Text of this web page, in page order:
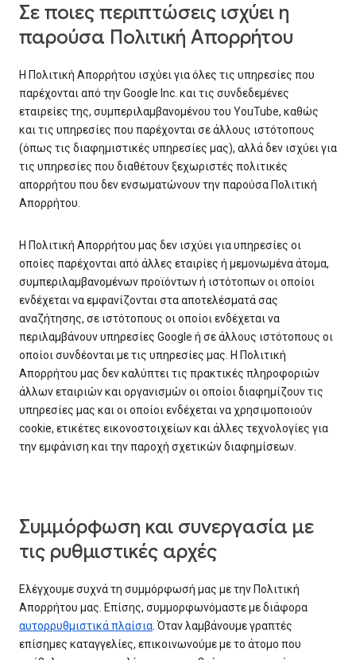
Σε ποιες περιπτώσεις ισχύει η
παρούσα Πολιτική Απορρήτου
Η Πολιτική Απορρήτου ισχύει για όλες τις υπηρεσίες που
παρέχονται από την Google Inc. και τις συνδεδεμένες
εταιρείες της, συμπεριλαμβανομένου του YouTube, καθώς
και τις υπηρεσίες που παρέχονται σε άλλους ιστότοπους
(όπως τις διαφημιστικές υπηρεσίες μας), αλλά δεν ισχύει για
τις υπηρεσίες που διαθέτουν ξεχωριστές πολιτικές
απορρήτου που δεν ενσωματώνουν την παρούσα Πολιτική
Απορρήτου.
Η Πολιτική Απορρήτου μας δεν ισχύει για υπηρεσίες οι
οποίες παρέχονται από άλλες εταιρίες ή μεμονωμένα άτομα,
συμπεριλαμβανομένων προϊόντων ή ιστότοπων οι οποίοι
ενδέχεται να εμφανίζονται στα αποτελέσματά σας
αναζήτησης, σε ιστότοπους οι οποίοι ενδέχεται να
περιλαμβάνουν υπηρεσίες Google ή σε άλλους ιστότοπους οι
οποίοι συνδέονται με τις υπηρεσίες μας. Η Πολιτική
Απορρήτου μας δεν καλύπτει τις πρακτικές πληροφοριών
άλλων εταιριών και οργανισμών οι οποίοι διαφημίζουν τις
υπηρεσίες μας και οι οποίοι ενδέχεται να χρησιμοποιούν
cookie, ετικέτες εικονοστοιχείων και άλλες τεχνολογίες για
την εμφάνιση και την παροχή σχετικών διαφημίσεων.
Συμμόρφωση και συνεργασία με
τις ρυθμιστικές αρχές
Ελέγχουμε συχνά τη συμμόρφωσή μας με την Πολιτική
Απορρήτου μας. Επίσης, συμμορφωνόμαστε με διάφορα
αυτορρυθμιστικά πλαίσια. Όταν λαμβάνουμε γραπτές
επίσημες καταγγελίες, επικοινωνούμε με το άτομο που